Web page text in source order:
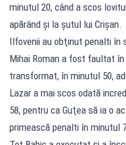
minutul 20, când a scos
apărând şi la şutul lui Crişan.
Ilfovenii au obţinut penalti în
Mihai Roman a fost faultat în
transformat, în minutul 50,
Lazar a mai scos odată
58, pentru ca Guţea să ia o
primească penalti în minutul